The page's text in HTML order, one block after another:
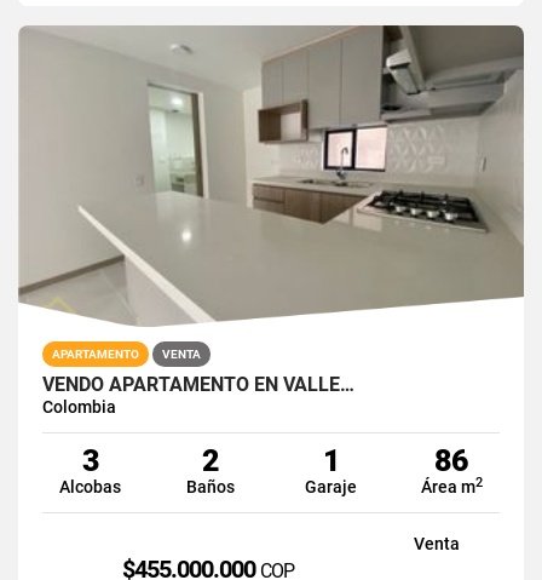
APARTAMENTO VENTA
VENDO APARTAMENTO EN VALLE…
Colombia
3
Alcobas
2
Baños
1
Garaje
86
Área m2
Venta
$455.000.000 COP